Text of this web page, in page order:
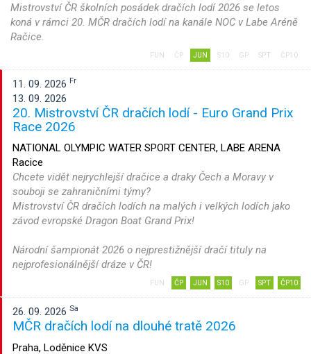
Mistrovství ČR školních posádek dračích lodí 2026 se letos
koná v rámci 20. MČR dračích lodí na kanále NOC v Labe Aréně
Račice.
FUN ČP JUN S10 GP SPT ČP10
11. 09. 2026 Fr
13. 09. 2026
20. Mistrovství ČR dračích lodí - Euro Grand Prix
Race 2026
NATIONAL OLYMPIC WATER SPORT CENTER, LABE ARENA
Racice
Chcete vidět nejrychlejší dračice a draky Čech a Moravy v
souboji se zahraničními týmy?
Mistrovství ČR dračích lodích na malých i velkých lodích jako
závod evropské Dragon Boat Grand Prix!
Národní šampionát 2026 o nejprestižnější dračí tituly na
nejprofesionálnější dráze v ČR!
FUN ČP JUN S10 GP SPT ČP10
26. 09. 2026 Sa
MČR dračích lodí na dlouhé tratě 2026
Praha, Loděnice KVS